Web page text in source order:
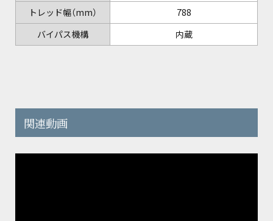
トレッド幅（mm）
788
バイパス機構
内蔵
関連動画